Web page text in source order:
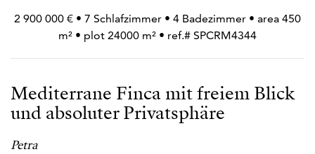
2 900 000 € • 7 Schlafzimmer • 4 Badezimmer • area 450
m² • plot 24000 m² • ref.# SPCRM4344
Mediterrane Finca mit freiem Blick
und absoluter Privatsphäre
Petra